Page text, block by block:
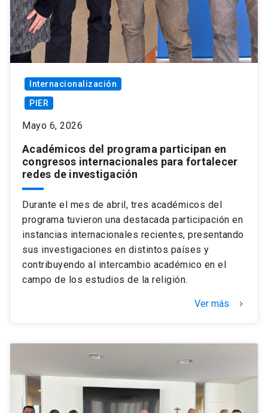
Internacionalización
PIER
Mayo 6, 2026
Académicos del programa participan en
congresos internacionales para fortalecer
redes de investigación
Durante el mes de abril, tres académicos del
programa tuvieron una destacada participación en
instancias internacionales recientes, presentando
sus investigaciones en distintos países y
contribuyendo al intercambio académico en el
campo de los estudios de la religión.
Ver más keyboard_arrow_right